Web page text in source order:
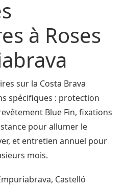
à Roses
sur la Costa Brava
spécifiques : protection
Blue Fin, fixations
pour allumer le
et entretien annuel pour
mois.
Castelló